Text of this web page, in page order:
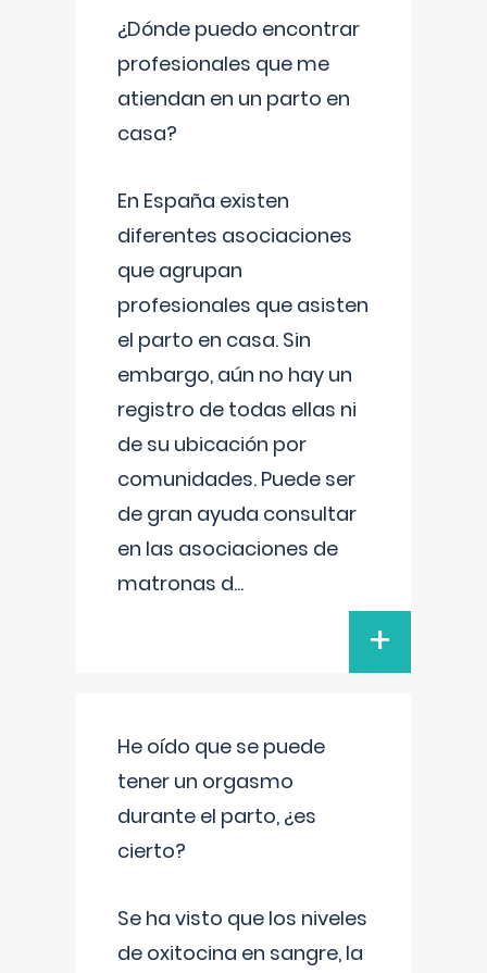
¿Dónde puedo encontrar
profesionales que me
atiendan en un parto en
casa?
En España existen
diferentes asociaciones
que agrupan
profesionales que asisten
el parto en casa. Sin
embargo, aún no hay un
registro de todas ellas ni
de su ubicación por
comunidades. Puede ser
de gran ayuda consultar
en las asociaciones de
matronas d...
+
He oído que se puede
tener un orgasmo
durante el parto, ¿es
cierto?
Se ha visto que los niveles
de oxitocina en sangre, la